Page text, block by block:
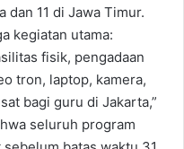
dan 11 di Jawa Timur.
kegiatan utama:
fisik, pengadaan
tron, laptop, kamera,
bagi guru di Jakarta,”
seluruh program